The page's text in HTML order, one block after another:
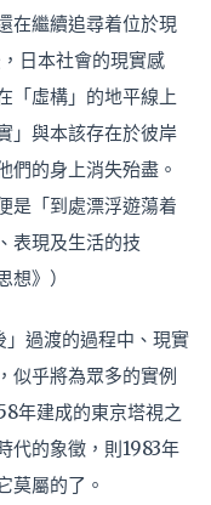
在繼續追尋着位於現
日本社會的現實感
「虛構」的地平線上
」與本該存在於彼岸
們的身上消失殆盡。
是「到處漂浮遊蕩着
表現及生活的技
》）
」過渡的過程中、現實
似乎將為眾多的實例
年建成的東京塔視之
代的象徵，則1983年
莫屬的了。